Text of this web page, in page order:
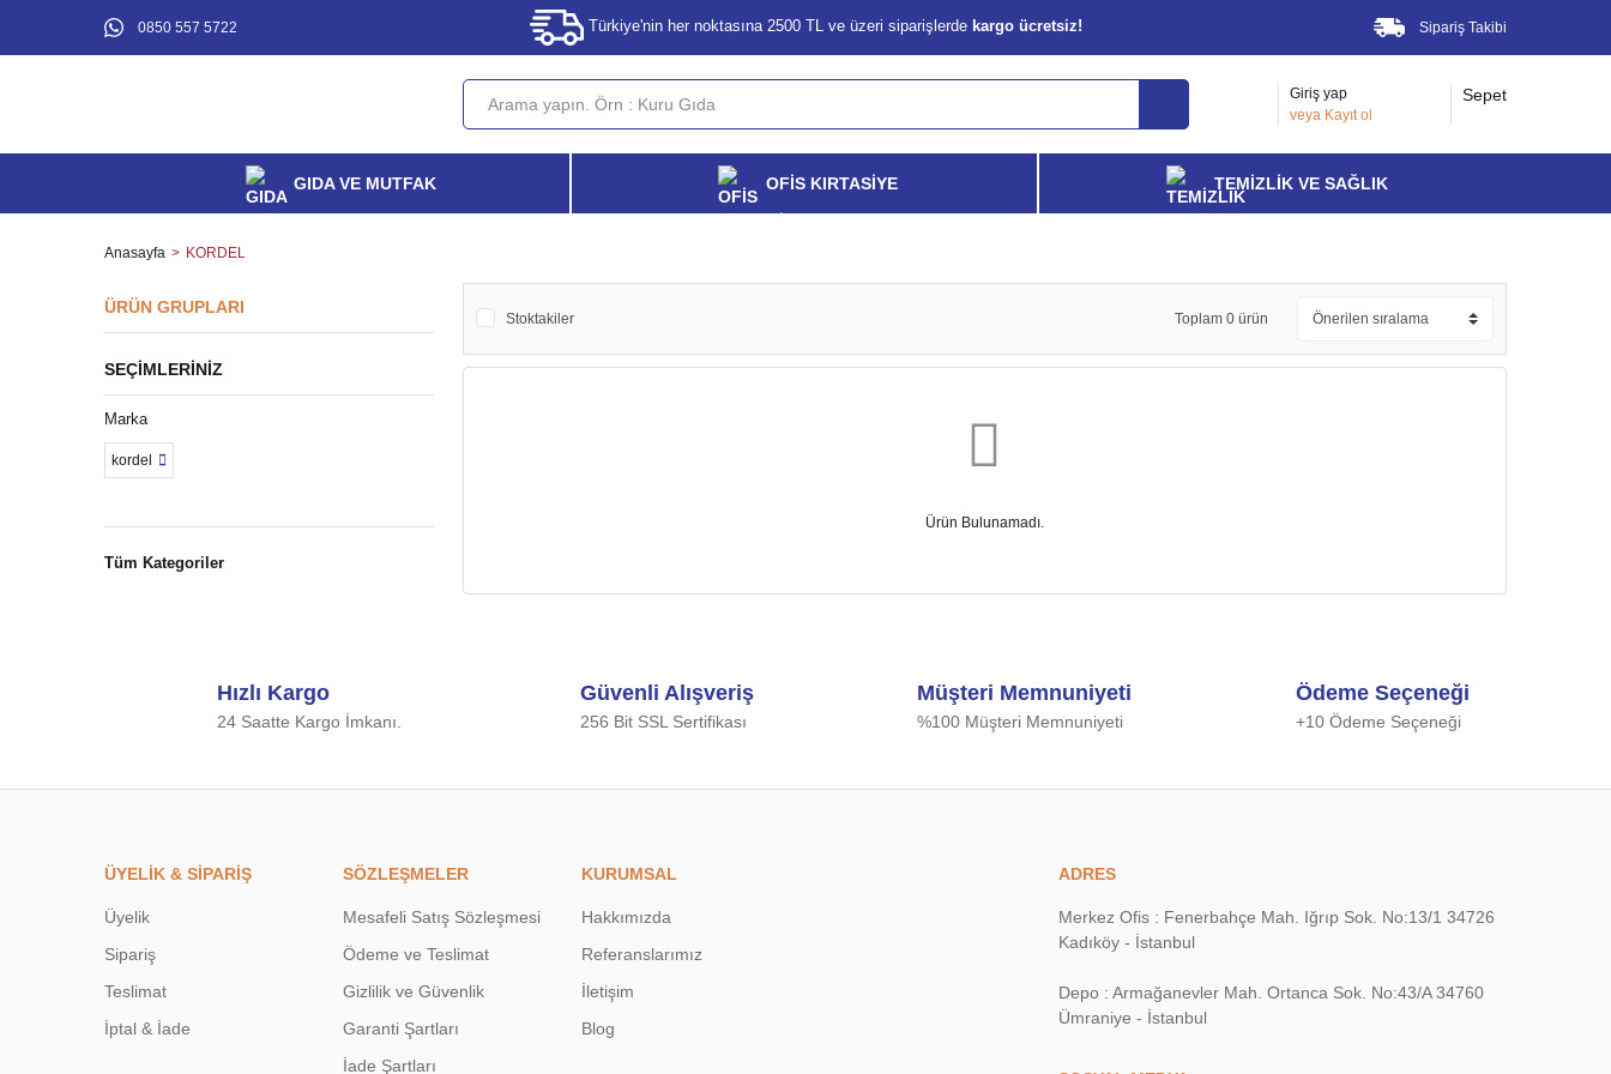
0850 557 5722 Türkiye'nin her noktasına 2500 TL ve üzeri siparişlerde kargo ücretsiz! Sipariş Takibi
Giriş yap
veya Kayıt ol
Sepet
GIDA VE MUTFAK OFİS KIRTASİYE TEMİZLİK VE SAĞLIK
Anasayfa KORDEL
ÜRÜN GRUPLARI
SEÇIMLERINIZ
Marka
kordel
Tüm Kategoriler
Stoktakiler Toplam 0 ürün
Ürün Bulunamadı.
Hızlı Kargo
24 Saatte Kargo İmkanı.
Güvenli Alışveriş
256 Bit SSL Sertifikası
Müşteri Memnuniyeti
%100 Müşteri Memnuniyeti
Ödeme Seçeneği
+10 Ödeme Seçeneği
ÜYELİK & SİPARİŞ
Üyelik
Sipariş
Teslimat
İptal & İade
SÖZLEŞMELER
Mesafeli Satış Sözleşmesi
Ödeme ve Teslimat
Gizlilik ve Güvenlik
Garanti Şartları
İade Şartları
KURUMSAL
Hakkımızda
Referanslarımız
İletişim
Blog
ADRES
Merkez Ofis : Fenerbahçe Mah. Iğrıp Sok. No:13/1 34726
Kadıköy - İstanbul
Depo : Armağanevler Mah. Ortanca Sok. No:43/A 34760
Ümraniye - İstanbul